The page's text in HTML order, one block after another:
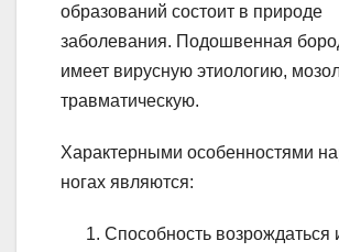
образований состоит в природе
заболевания. Подошвенная
имеет вирусную этиологию,
травматическую.
Характерными особенностями
ногах являются:
Способность возрождаться